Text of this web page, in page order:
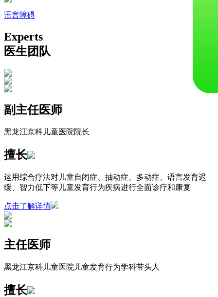
语言障碍
Experts
医生团队
副主任医师
黑龙江京科儿童医院院长
擅长
运用综合疗法对儿童自闭症、抽动症、多动症、语言发育迟
缓、智力低下等儿童发育行为疾病进行全面诊疗和康复
点击了解详情
主任医师
黑龙江京科儿童医院儿童发育行为学科带头人
擅长